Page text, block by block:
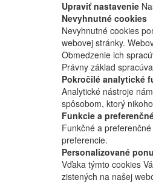
Upraviť nastavenie
Nevyhnutné cookies
Nevyhnutné cookies
webovej stránky.
Obmedzenie ich
Právny základ
Pokročilé analytické
Analytické nástroje
spôsobom, ktorý
Funkcie a
Funkčné a
preferencie.
Personalizované
Vďaka týmto cookies
zistených na našej